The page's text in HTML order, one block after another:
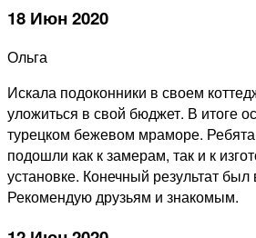
18 Июн 2020
Ольга
Искала подоконники в своем
уложиться в свой бюджет. В итоге
турецком бежевом мраморе. Ребята
подошли как к замерам, так и к
установке. Конечный результат был
Рекомендую друзьям и знакомым.